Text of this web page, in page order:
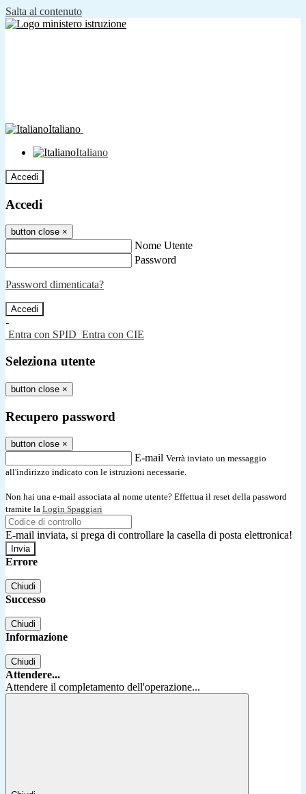
Salta al contenuto
Italiano
Italiano
Accedi
Accedi
button close ×
Nome Utente
Password
Password dimenticata?
-
Entra con SPID Entra con CIE
Seleziona utente
button close ×
Recupero password
button close ×
E-mail Verrà inviato un messaggio
all'indirizzo indicato con le istruzioni necessarie.
Non hai una e-mail associata al nome utente? Effettua il reset della password
tramite la Login Spaggiari
E-mail inviata, si prega di controllare la casella di posta elettronica!
Errore
Chiudi
Successo
Chiudi
Informazione
Chiudi
Attendere...
Attendere il completamento dell'operazione...